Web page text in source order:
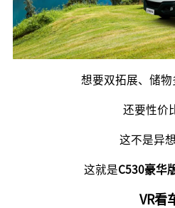
想要双拓展、储
还要性价
这不是异
这就是C530豪华
VR看